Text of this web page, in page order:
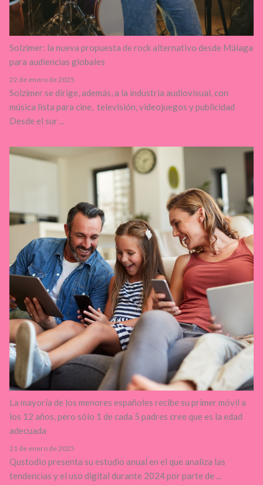
Solzimer: la nueva propuesta de rock alternativo desde Málaga
para audiencias globales
22 de enero de 2025
Solzimer se dirige, además, a la industria audiovisual, con
música lista para cine, televisión, videojuegos y publicidad
Desde el sur ...
La mayoría de los menores españoles recibe su primer móvil a
los 12 años, pero sólo 1 de cada 5 padres cree que es la edad
adecuada
21 de enero de 2025
Qustodio presenta su estudio anual en el que analiza las
tendencias y el uso digital durante 2024 por parte de ...